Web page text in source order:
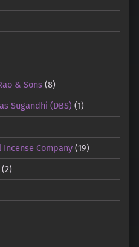
& Sons(8)
Sugandhi (DBS) (1)
Company(19)